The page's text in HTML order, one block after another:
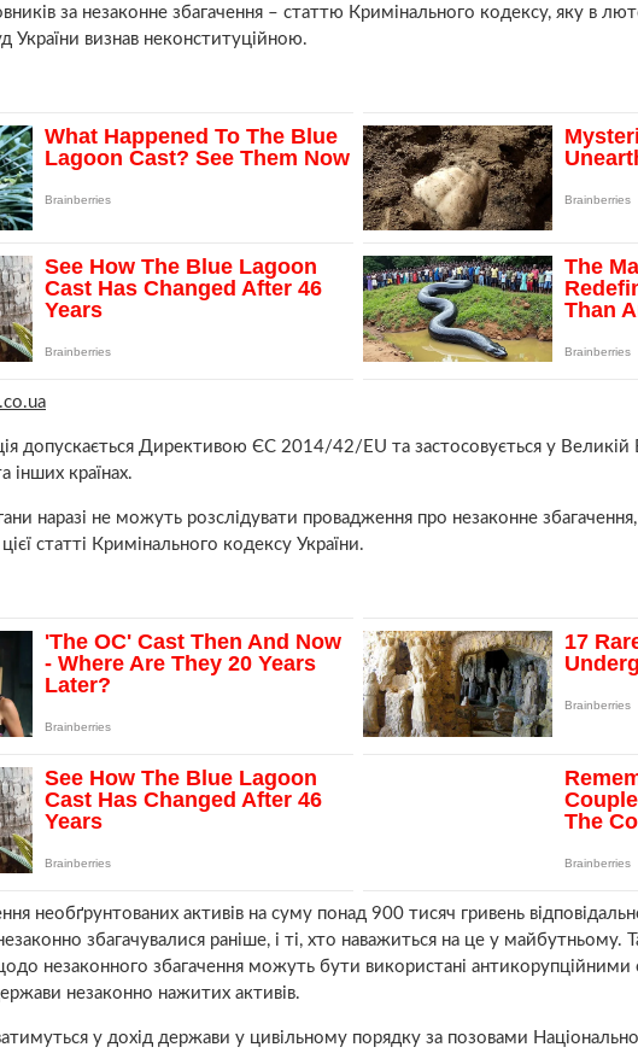
за незаконне збагачення – статтю Кримінального кодексу, яку в
України визнав неконституційною.
допускається Директивою ЄС 2014/42/EU та застосовується у Великій
інших країнах.
наразі не можуть розслідувати провадження про незаконне
статті Кримінального кодексу України.
необґрунтованих активів на суму понад 900 тисяч гривень
збагачувалися раніше, і ті, хто наважиться на це у майбутньому.
незаконного збагачення можуть бути використані антикорупційними
незаконно нажитих активів.
у дохід держави у цивільному порядку за позовами